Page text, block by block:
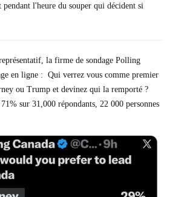
l'heure du souper qui décident si
la firme de sondage Polling
en ligne : Qui verrez vous comme premier
ou Trump et devinez qui la remporté ?
sur 31,000 répondants, 22 000 personnes